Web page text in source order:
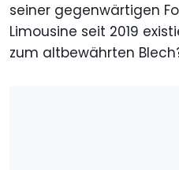
seiner gegenwärtigen
Limousine seit 2019
zum altbewährten